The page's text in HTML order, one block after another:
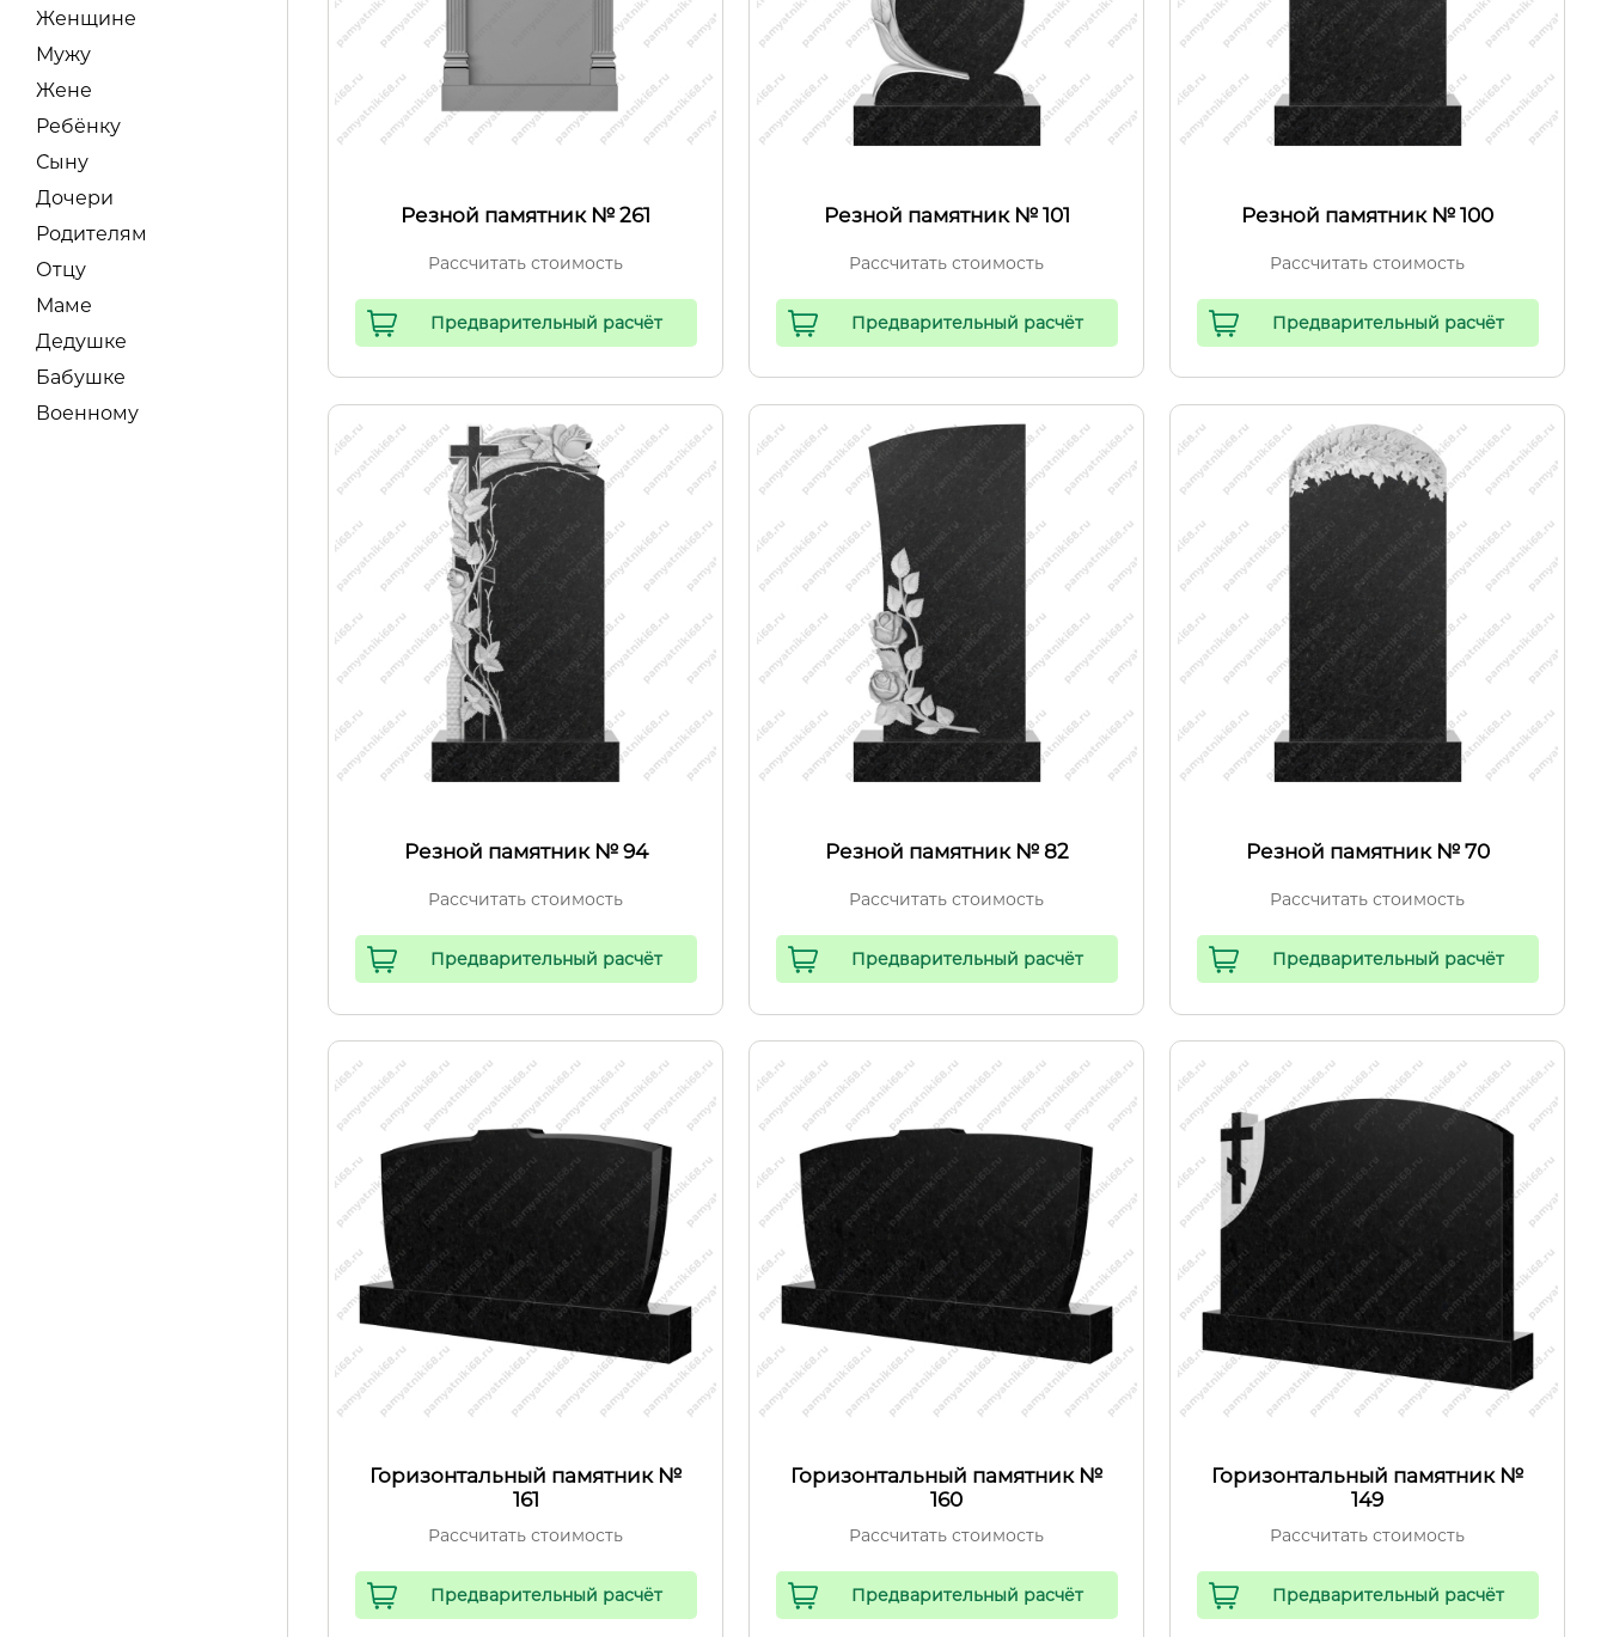
Женщине
Мужу
Жене
Ребёнку
Сыну
Дочери
Родителям
Отцу
Маме
Дедушке
Бабушке
Военному
Резной памятник № 261
Рассчитать стоимость
Предварительный расчёт
Резной памятник № 101
Рассчитать стоимость
Предварительный расчёт
Резной памятник № 100
Рассчитать стоимость
Предварительный расчёт
Резной памятник № 94
Рассчитать стоимость
Предварительный расчёт
Резной памятник № 82
Рассчитать стоимость
Предварительный расчёт
Резной памятник № 70
Рассчитать стоимость
Предварительный расчёт
Горизонтальный памятник №
161
Рассчитать стоимость
Предварительный расчёт
Горизонтальный памятник №
160
Рассчитать стоимость
Предварительный расчёт
Горизонтальный памятник №
149
Рассчитать стоимость
Предварительный расчёт